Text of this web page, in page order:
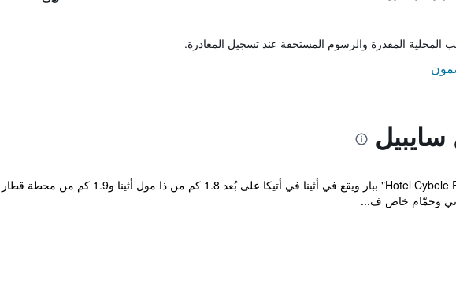
المحلية المقدرة والرسوم المستحقة عند تسجيل المغادرة.
وحمّام خاص ف...